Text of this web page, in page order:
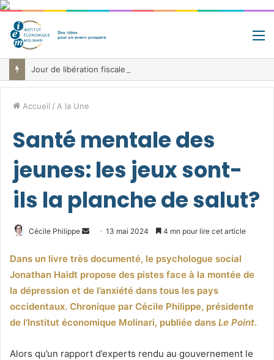
Accueil / A la Une
Santé mentale des
jeunes: les jeux sont-
ils la planche de salut?
Cécile Philippe
Envoyer
courriel
13 mai 2024 4 mn pour lire cet article
Dans un livre très documenté, le psychologue social
Jonathan Haidt propose des pistes face à la montée de
la dépression et de l’anxiété dans tous les pays
occidentaux. Chronique par Cécile Philippe, présidente
de l’Institut économique Molinari, publiée dans Le Point.
Alors qu’un rapport d’experts rendu au gouvernement le